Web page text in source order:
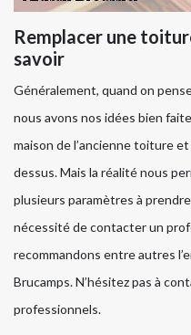
Remplacer une
savoir
Généralement, quand on
nous avons nos idées bien
maison de l’ancienne toiture
dessus. Mais la réalité nous
plusieurs paramètres à
nécessité de contacter un
recommandons entre autres
Brucamps. N’hésitez pas à
professionnels.